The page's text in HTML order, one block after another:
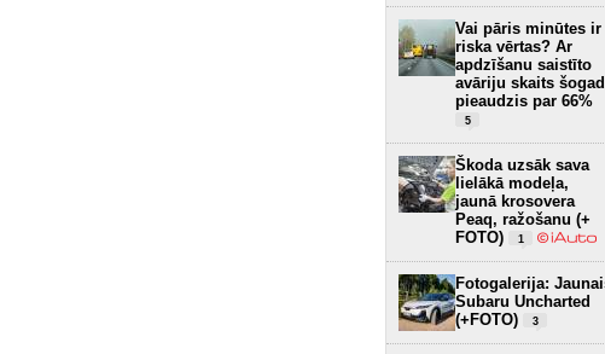
Vai pāris minūtes ir
riska vērtas? Ar
apdzīšanu saistīto
avāriju skaits šogad
pieaudzis par 66%
5
Škoda uzsāk sava
lielākā modeļa,
jaunā krosovera
Peaq, ražošanu (+
FOTO)
1
Fotogalerija:
Subaru Uncharted
(+FOTO)
3